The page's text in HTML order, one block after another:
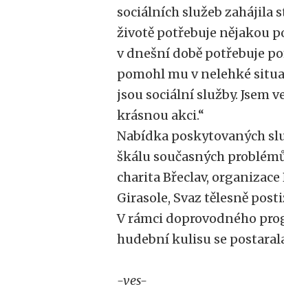
sociálních služeb zahájila
životě potřebuje nějakou
v dnešní době potřebuje
pomohl mu v nelehké
jsou sociální služby. Jsem
krásnou akci.“
Nabídka poskytovaných
škálu současných
charita Břeclav,
Girasole, Svaz tělesně
V rámci doprovodného
hudební kulisu se
-ves-